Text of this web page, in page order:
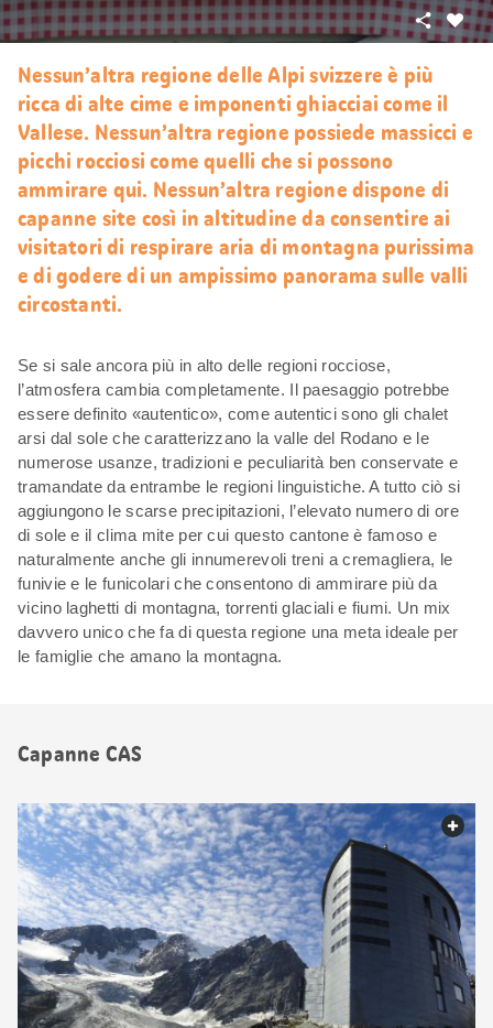
Mi
Condividi
Nessun’altra regione delle Alpi svizzere è più
ricca di alte cime e imponenti ghiacciai come il
Vallese. Nessun’altra regione possiede massicci e
picchi rocciosi come quelli che si possono
ammirare qui. Nessun’altra regione dispone di
capanne site così in altitudine da consentire ai
visitatori di respirare aria di montagna purissima
e di godere di un ampissimo panorama sulle valli
circostanti.
Se si sale ancora più in alto delle regioni rocciose,
l’atmosfera cambia completamente. Il paesaggio potrebbe
essere definito «autentico», come autentici sono gli chalet
arsi dal sole che caratterizzano la valle del Rodano e le
numerose usanze, tradizioni e peculiarità ben conservate e
tramandate da entrambe le regioni linguistiche. A tutto ciò si
aggiungono le scarse precipitazioni, l’elevato numero di ore
di sole e il clima mite per cui questo cantone è famoso e
naturalmente anche gli innumerevoli treni a cremagliera, le
funivie e le funicolari che consentono di ammirare più da
vicino laghetti di montagna, torrenti glaciali e fiumi. Un mix
davvero unico che fa di questa regione una meta ideale per
le famiglie che amano la montagna.
Capanne CAS